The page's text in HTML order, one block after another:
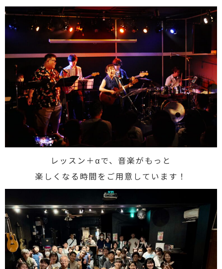
レッスン＋αで、音楽がもっと
楽しくなる時間をご用意しています！